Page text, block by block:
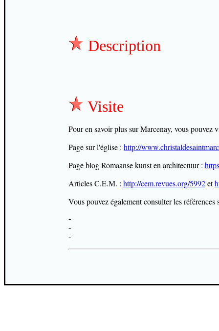
Description
Visite
Pour en savoir plus sur Marcenay, vous pouvez
Page sur l'église : http://
Page blog Romaanse kunst en architectuur :
Articles C.E.M. : http://cem.revues.org/5992et
Vous pouvez également consulter les références
-
-
-